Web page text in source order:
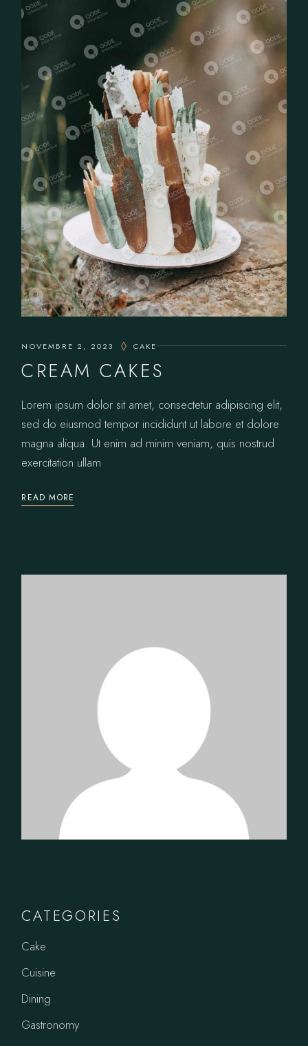
NOVEMBRE 2, 2023 CAKE
CREAM CAKES
Lorem ipsum dolor sit amet, consectetur adipiscing elit,
sed do eiusmod tempor incididunt ut labore et dolore
magna aliqua. Ut enim ad minim veniam, quis nostrud
exercitation ullam
READ MORE
CATEGORIES
Cake
Cuisine
Dining
Gastronomy